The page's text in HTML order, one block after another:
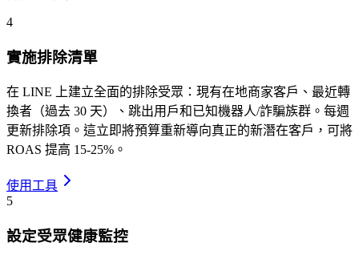
4
實施排除清單
在 LINE 上建立全面的排除受眾：現有在地商家客戶、最近轉
換者（過去 30 天）、跳出用戶和已知機器人/詐騙族群。每週
更新排除項。這立即將預算重新導向真正的新潛在客戶，可將
ROAS 提高 15-25%。
使用工具
5
設定受眾健康監控